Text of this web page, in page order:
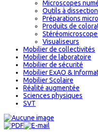
Microscopes
Outils à dissection
Préparations
Produits de
Visualiseurs
Mobilier de collectivités
Mobilier de laboratoire
Mobilier de sécurité
Mobilier ExAO &
Mobilier Scolaire
Réalité augmentée
Sciences physiques
SVT